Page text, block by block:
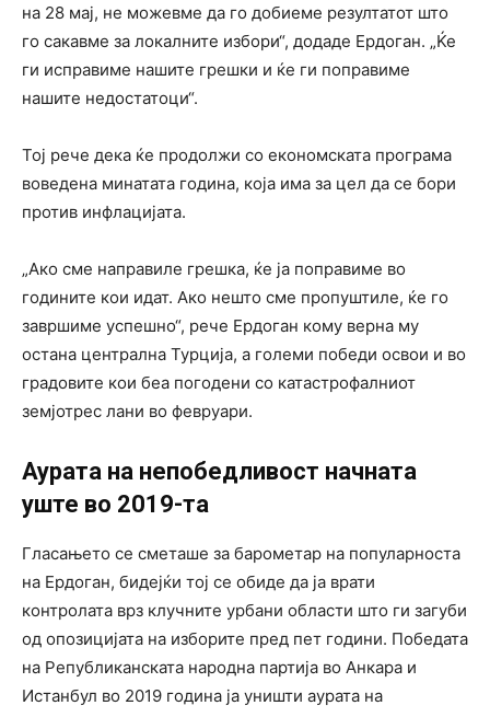
на 28 мај, не можевме да го добиеме резултатот што
го сакавме за локалните избори“, додаде Ердоган. „Ќе
ги исправиме нашите грешки и ќе ги поправиме
нашите недостатоци“.
Тој рече дека ќе продолжи со економската програма
воведена минатата година, која има за цел да се бори
против инфлацијата.
„Ако сме направиле грешка, ќе ја поправиме во
годините кои идат. Ако нешто сме пропуштиле, ќе го
завршиме успешно“, рече Ердоган кому верна му
остана централна Турција, а големи победи освои и во
градовите кои беа погодени со катастрофалниот
земјотрес лани во февруари.
Аурата на непобедливост начната
уште во 2019-та
Гласањето се сметаше за барометар на популарноста
на Ердоган, бидејќи тој се обиде да ја врати
контролата врз клучните урбани области што ги загуби
од опозицијата на изборите пред пет години. Победата
на Републиканската народна партија во Анкара и
Истанбул во 2019 година ја уништи аурата на